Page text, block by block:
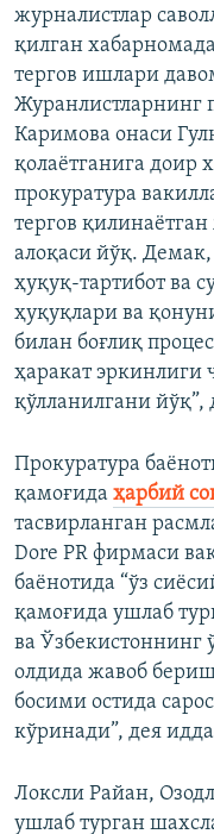
журналистлар
қилган
тергов ишлари
Журанлистларнинг
Каримова онаси
қолаётганига доир
прокуратура
тергов
алоқаси йўқ.
ҳуқуқ-тартибот ва
ҳуқуқлари ва
билан боғлиқ
ҳаракат эркинлиги
қўлланилгани йўқ”,
Прокуратура
қамоғида ҳарбий
тасвирланган
Dore PR фирмаси
баёнотида “ўз
қамоғида ушлаб
ва Ўзбекистоннинг
олдида жавоб
босими остида
кўринади”, дея
Локсли Райан,
ушлаб турган